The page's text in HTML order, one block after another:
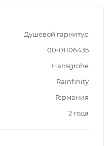
Душевой гарнитур
00-01106435
Hansgrohe
Rainfinity
Германия
2 года